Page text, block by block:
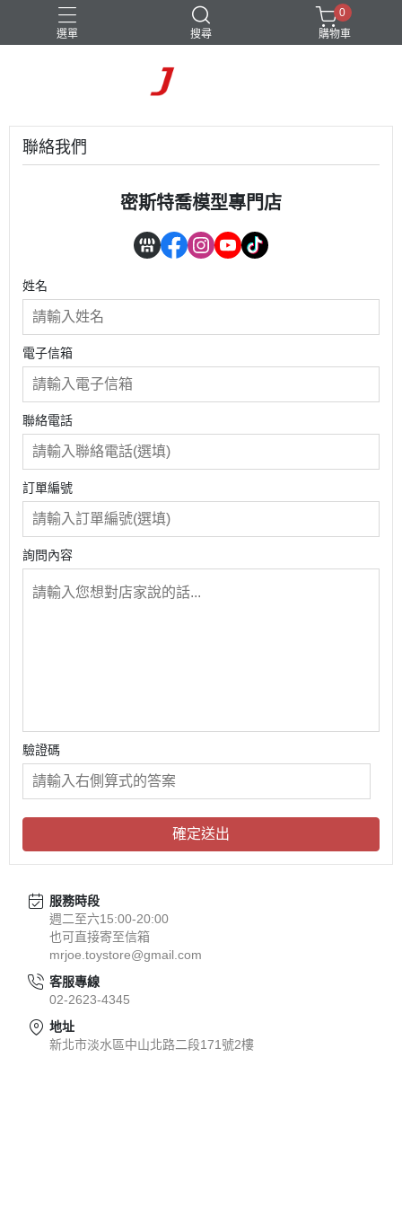
選單 搜尋
0
購物車
聯絡我們
密斯特喬模型專門店
姓名
電子信箱
聯絡電話
訂單編號
詢問內容
驗證碼
確定送出
服務時段
週二至六15:00-20:00
也可直接寄至信箱
mrjoe.toystore@gmail.com
客服專線
02-2623-4345
地址
新北市淡水區中山北路二段171號2樓